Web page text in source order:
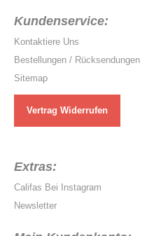
Kundenservice:
Kontaktiere Uns
Bestellungen / Rücksendungen
Sitemap
Vertrag Widerrufen
Extras:
Califas Bei Instagram
Newsletter